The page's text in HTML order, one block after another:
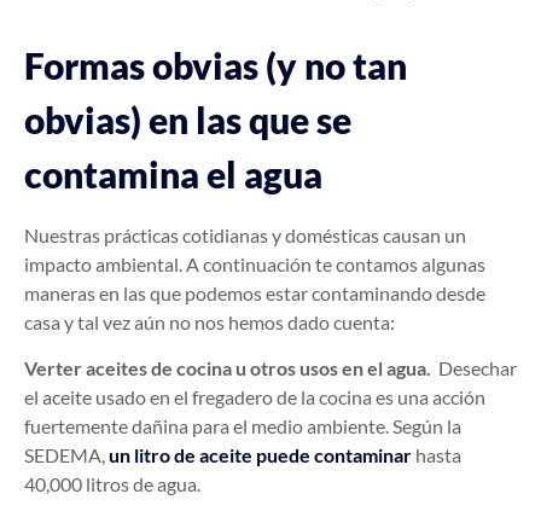
Formas obvias (y no tan
obvias) en las que se
contamina el agua
Nuestras prácticas cotidianas y domésticas causan un
impacto ambiental. A continuación te contamos algunas
maneras en las que podemos estar contaminando desde
casa y tal vez aún no nos hemos dado cuenta:
Verter aceites de cocina u otros usos en el agua. Desechar
el aceite usado en el fregadero de la cocina es una acción
fuertemente dañina para el medio ambiente. Según la
SEDEMA,un litro de aceite puede contaminar hasta
40,000 litros de agua.